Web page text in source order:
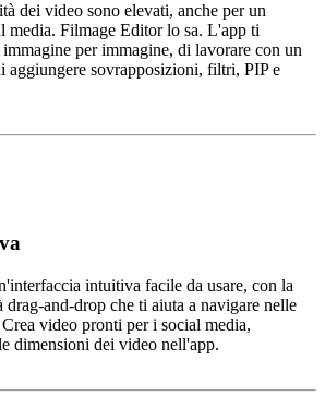
dei video sono elevati, anche per un
media. Filmage Editor lo sa. L'app ti
per immagine, di lavorare con un
aggiungere sovrapposizioni, filtri, PIP e
intuitiva facile da usare, con la
drag-and-drop che ti aiuta a navigare nelle
video pronti per i social media,
dimensioni dei video nell'app.